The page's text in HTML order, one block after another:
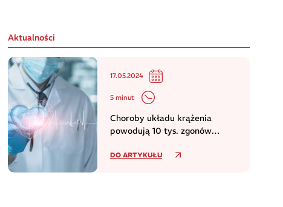
Aktualności
17.05.2024
5 minut
Choroby układu krążenia
powodują 10 tys. zgonów
WHO
DO ARTYKUŁU